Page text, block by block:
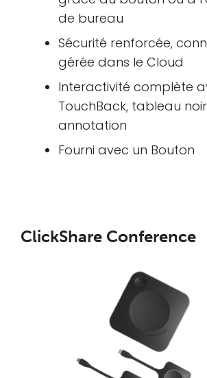
de bureau
Sécurité renforcée,
gérée dans le Cloud
Interactivité complète
TouchBack, tableau
annotation
Fourni avec un Bouton
ClickShare Conference